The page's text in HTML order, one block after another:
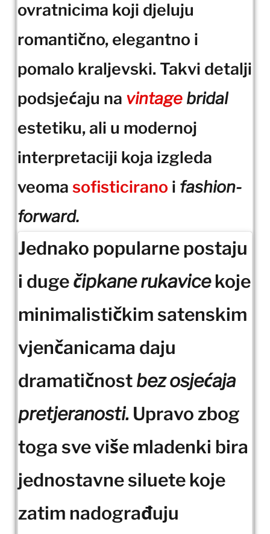
ovratnicima koji djeluju
romantično, elegantno i
pomalo kraljevski. Takvi detalji
podsjećaju na vintage bridal
estetiku, ali u modernoj
interpretaciji koja izgleda
veoma sofisticirano i fashion-
forward.
Jednako popularne postaju
i dugečipkane rukavicekoje
minimalističkim satenskim
vjenčanicama daju
dramatičnostbez osjećaja
pretjeranosti. Upravo zbog
toga sve više mladenki bira
jednostavne siluete koje
zatim nadograđuju